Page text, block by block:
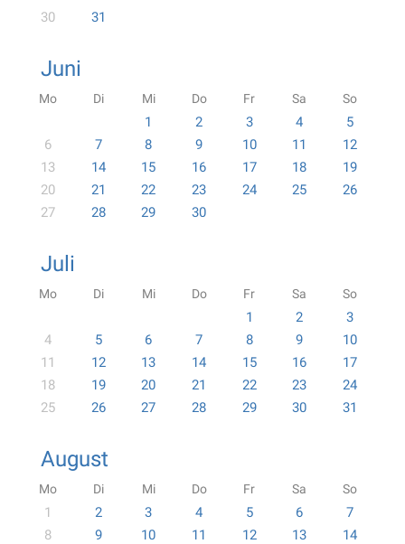
30
31
Juni
Mo Di Mi Do Fr Sa So
1 2 3 4
5
6
7 8 9 10 11
12
13
14 15 16 17 18
19
20
21 22 23 24 25
26
27
28 29 30
Juli
Mo Di Mi Do Fr Sa So
1 2
3
4
5 6 7 8 9
10
11
12 13 14 15 16
17
18
19 20 21 22 23
24
25
26 27 28 29 30 31
August
Mo Di Mi Do Fr Sa So
1 2 3 4 5 6
7
8
9 10 11 12 13
14